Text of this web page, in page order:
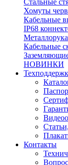
Стальные
Хомуты
Кабельные
IP68
Кабельные
НОВИНКИ
Контакты